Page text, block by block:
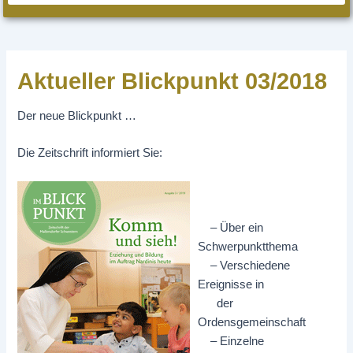
Aktueller Blickpunkt 03/2018
Der neue Blickpunkt …
Die Zeitschrift informiert Sie:
– Über ein
Schwerpunktthema
– Verschiedene
Ereignisse in
der
Ordensgemeinschaft
– Einzelne